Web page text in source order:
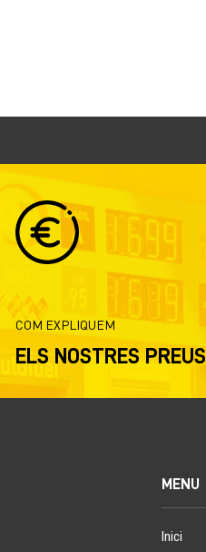
COM EXPLIQUEM
ELS NOSTRES PREUS
MENU
Inici